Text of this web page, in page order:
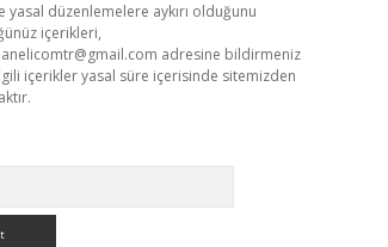
yasal düzenlemelere aykırı olduğunu
içerikleri,
adresine bildirmeniz
içerikler yasal süre içerisinde sitemizden